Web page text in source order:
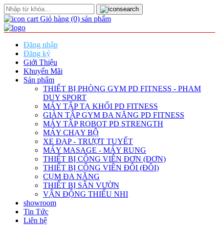
Giỏ hàng (0) sản phẩm
Đăng nhập
Đăng ký
Giới Thiệu
Khuyến Mãi
Sản phẩm
THIẾT BỊ PHÒNG GYM PD FITNESS - PHAM
DUY SPORT
MÁY TẬP TẠ KHỐI PD FITNESS
GIÀN TẬP GYM ĐA NĂNG PD FITNESS
MÁY TÂP ROBOT PD STRENGTH
MÁY CHẠY BỘ
XE ĐẠP - TRƯỢT TUYẾT
MÁY MASAGE - MÁY RUNG
THIẾT BỊ CÔNG VIÊN ĐƠN (ĐƠN)
THIẾT BỊ CÔNG VIÊN ĐÔI (ĐÔI)
CỤM ĐA NĂNG
THIẾT BỊ SÂN VƯỜN
VẬN ĐỘNG THIẾU NHI
showroom
Tin Tức
Liên hệ